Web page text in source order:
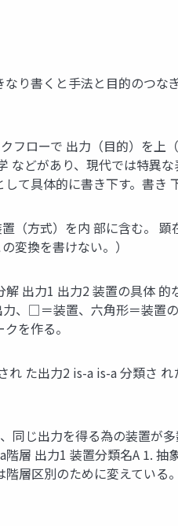
り書くと手法と目的のつ
フローで 出力（目的）を
などがあり、現代では特
て具体的に書き下す。書き
（方式）を内 部に含む
変換を書けない。）
出力1 出力2 装置の具体
、□＝装置、六角形＝装
を作る。
た出力2 is-a is-a 分類さ
同じ出力を得る為の装置が
層 出力1 装置分類名A 1.
層区別のために変えてい